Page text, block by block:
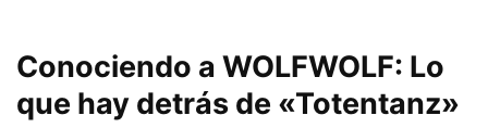
Conociendo a WOLFWOLF: Lo
que hay detrás de «Totentanz»